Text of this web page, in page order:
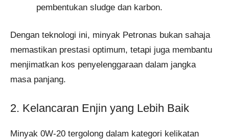
pembentukan sludge dan karbon.
Dengan teknologi ini, minyak Petronas bukan sahaja
memastikan prestasi optimum, tetapi juga membantu
menjimatkan kos penyelenggaraan dalam jangka
masa panjang.
2. Kelancaran Enjin yang Lebih Baik
Minyak 0W-20 tergolong dalam kategori kelikatan